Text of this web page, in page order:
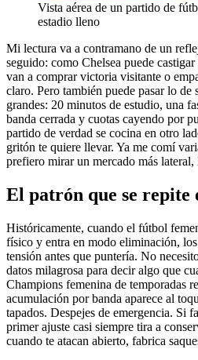
Vista aérea de un partido de
estadio lleno
Mi lectura va a contramano de un
seguido: como Chelsea puede
van a comprar victoria visitante o
claro. Pero también puede pasar lo de
grandes: 20 minutos de estudio, una
banda cerrada y cuotas cayendo por
partido de verdad se cocina en otro
gritón te quiere llevar. Ya me comí
prefiero mirar un mercado más lateral,
El patrón que se repite
Históricamente, cuando el fútbol
físico y entra en modo eliminación,
tensión antes que puntería. No
datos milagrosa para decir algo que
Champions femenina de temporadas
acumulación por banda aparece al
tapados. Despejes de emergencia. Si
primer ajuste casi siempre tira a
cuando te atacan abierto, fabrica